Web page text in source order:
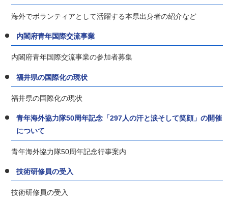
海外でボランティアとして活躍する本県出身者の紹介など
内閣府青年国際交流事業
内閣府青年国際交流事業の参加者募集
福井県の国際化の現状
福井県の国際化の現状
青年海外協力隊50周年記念「297人の汗と涙そして笑顔」の開催
について
青年海外協力隊50周年記念行事案内
技術研修員の受入
技術研修員の受入